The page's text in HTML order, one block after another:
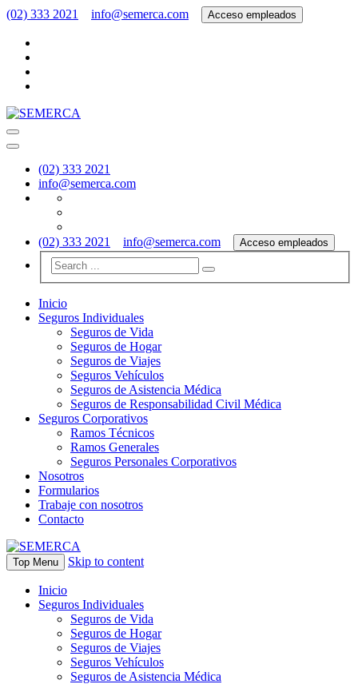
(02) 333 2021 info@semerca.com Acceso empleados
(02) 333 2021
info@semerca.com
(02) 333 2021 info@semerca.com Acceso empleados
Inicio
Seguros Individuales
Seguros de Vida
Seguros de Hogar
Seguros de Viajes
Seguros Vehículos
Seguros de Asistencia Médica
Seguros de Responsabilidad Civil Médica
Seguros Corporativos
Ramos Técnicos
Ramos Generales
Seguros Personales Corporativos
Nosotros
Formularios
Trabaje con nosotros
Contacto
Top Menu Skip to content
Inicio
Seguros Individuales
Seguros de Vida
Seguros de Hogar
Seguros de Viajes
Seguros Vehículos
Seguros de Asistencia Médica